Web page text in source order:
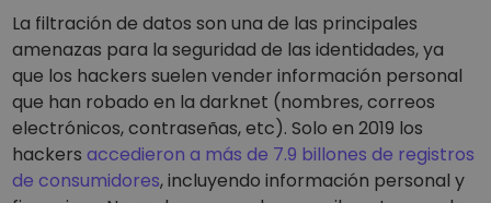
La filtración de datos son una de las principales
amenazas para la seguridad de las identidades, ya
que los hackers suelen vender información personal
que han robado en la darknet (nombres, correos
electrónicos, contraseñas, etc). Solo en 2019 los
hackersaccedieron a más de 7.9 billones de registros
de consumidores, incluyendo información personal y